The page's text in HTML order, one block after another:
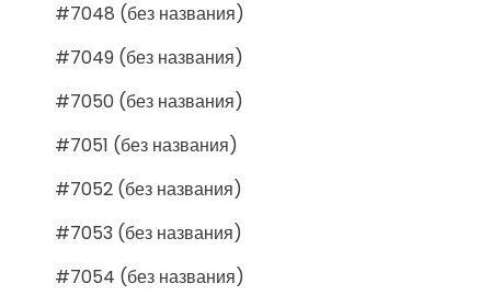
#7048 (без названия)
#7049 (без названия)
#7050 (без названия)
#7051 (без названия)
#7052 (без названия)
#7053 (без названия)
#7054 (без названия)